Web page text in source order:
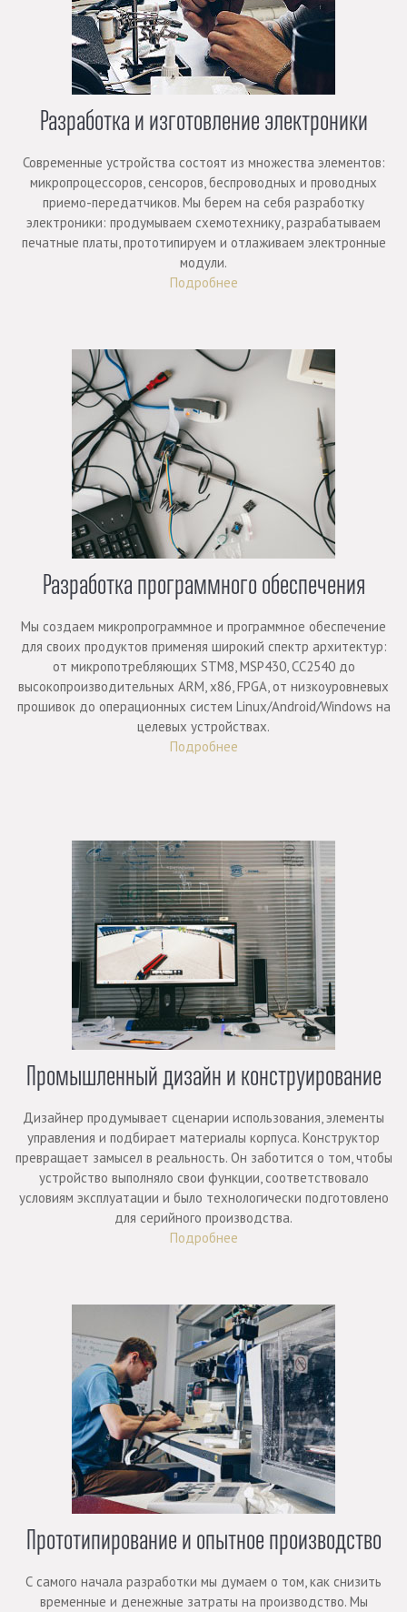
Разработка и изготовление электроники
Современные устройства состоят из множества элементов:
микропроцессоров, сенсоров, беспроводных и проводных
приемо-передатчиков. Мы берем на себя разработку
электроники: продумываем схемотехнику, разрабатываем
печатные платы, прототипируем и отлаживаем электронные
модули.
Подробнее
Разработка программного обеспечения
Мы создаем микропрограммное и программное обеспечение
для своих продуктов применяя широкий спектр архитектур:
от микропотребляющих STM8, MSP430, CC2540 до
высокопроизводительных ARM, x86, FPGA, от низкоуровневых
прошивок до операционных систем Linux/Android/Windows на
целевых устройствах.
Подробнее
Промышленный дизайн и конструирование
Дизайнер продумывает сценарии использования, элементы
управления и подбирает материалы корпуса. Конструктор
превращает замысел в реальность. Он заботится о том, чтобы
устройство выполняло свои функции, соответствовало
условиям эксплуатации и было технологически подготовлено
для серийного производства.
Подробнее
Прототипирование и опытное производство
С самого начала разработки мы думаем о том, как снизить
временные и денежные затраты на производство. Мы